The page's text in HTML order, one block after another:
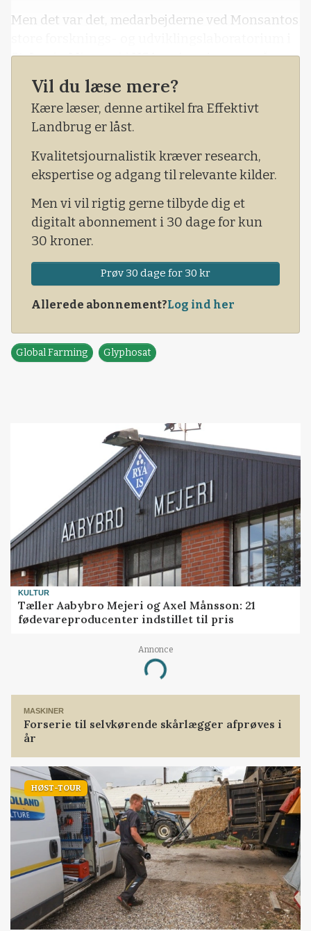
Men det var det, medarbejderne ved Monsantos
St. Louis, Missouri i USA, oplevede gang på
gang, når de var i det offentlige rum eller til
middagsselskab med fremmede.
- Når jeg sagde, at jeg arbejder for Monsanto,
- Men når jeg nu siger, at jeg arbe
Vil du læse mere?
Kære læser, denne artikel fra Effektivt
Landbrug er låst.
Kvalitetsjournalistik kræver research,
ekspertise og adgang til relevante kilder.
Men vi vil rigtig gerne tilbyde dig et
digitalt abonnement i 30 dage for kun
30 kroner.
Prøv 30 dage for 30 kr
Allerede abonnement?Log ind her
Global Farming Glyphosat
KULTUR
Tæller Aabybro Mejeri og Axel Månsson: 21
fødevareproducenter indstillet til pris
Annonce
Loading...
MASKINER
Forserie til selvkørende skårlægger afprøves i
år
HØST-TOUR